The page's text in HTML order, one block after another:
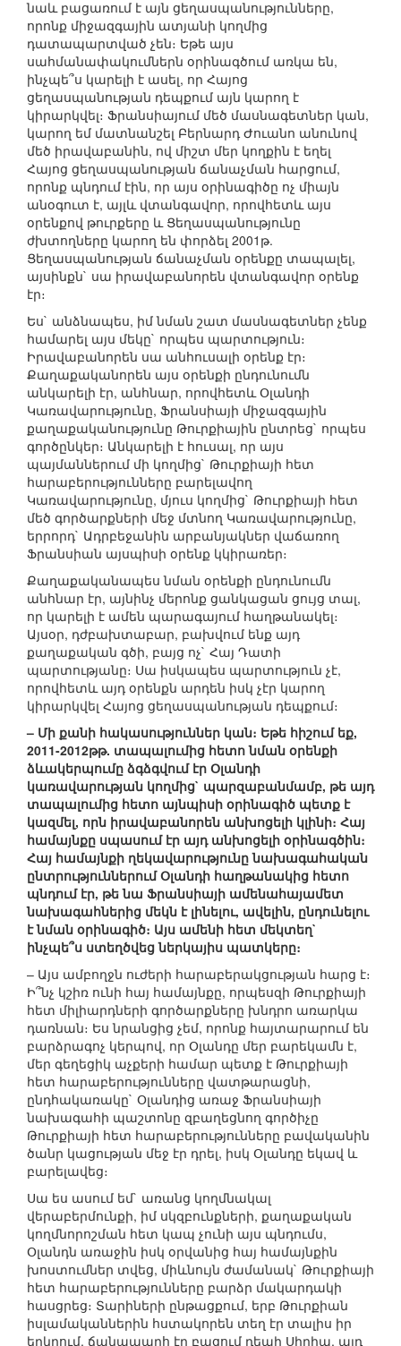
նաև բացառում է այն ցեղասպանությունները,
որոնք միջազգային ատյանի կողմից
դատապարտված չեն։ Եթե այս
սահմանափակումներն օրինագծում առկա են,
ինչպե՞ս կարելի է ասել, որ Հայոց
ցեղասպանության դեպքում այն կարող է
կիրարկվել։ Ֆրանսիայում մեծ մասնագետներ կան,
կարող եմ մատնանշել Բերնարդ Ժուանո անունով
մեծ իրավաբանին, ով միշտ մեր կողքին է եղել
Հայոց ցեղասպանության ճանաչման հարցում,
որոնք պնդում էին, որ այս օրինագիծը ոչ միայն
անօգուտ է, այլև վտանգավոր, որովհետև այս
օրենքով թուրքերը և Ցեղասպանությունը
ժխտողները կարող են փորձել 2001թ.
Ցեղասպանության ճանաչման օրենքը տապալել,
այսինքն` սա իրավաբանորեն վտանգավոր օրենք
էր։
Ես` անձնապես, իմ նման շատ մասնագետներ չենք
համարել այս մեկը` որպես պարտություն։
Իրավաբանորեն սա անհուսալի օրենք էր։
Քաղաքականորեն այս օրենքի ընդունումն
անկարելի էր, անհնար, որովհետև Օլանդի
Կառավարությունը, Ֆրանսիայի միջազգային
քաղաքականությունը Թուրքիային ընտրեց` որպես
գործընկեր։ Անկարելի է հուսալ, որ այս
պայմաններում մի կողմից` Թուրքիայի հետ
հարաբերությունները բարելավող
Կառավարությունը, մյուս կողմից` Թուրքիայի հետ
մեծ գործարքների մեջ մտնող Կառավարությունը,
երրորդ` Ադրբեջանին արբանյակներ վաճառող
Ֆրանսիան այսպիսի օրենք կկիրառեր։
Քաղաքականապես նման օրենքի ընդունումն
անհնար էր, այնինչ մերոնք ցանկացան ցույց տալ,
որ կարելի է ամեն պարագայում հաղթանակել։
Այսօր, դժբախտաբար, բախվում ենք այդ
քաղաքական գծի, բայց ոչ` Հայ Դատի
պարտությանը։ Սա իսկապես պարտություն չէ,
որովհետև այդ օրենքն արդեն իսկ չէր կարող
կիրարկվել Հայոց ցեղասպանության դեպքում։
– Մի քանի հակասություններ կան։ Եթե հիշում եք,
2011-2012թթ. տապալումից հետո նման օրենքի
ձևակերպումը ձգձգվում էր Օլանդի
կառավարության կողմից` պարզաբանմամբ, թե այդ
տապալումից հետո այնպիսի օրինագիծ պետք է
կազմել, որն իրավաբանորեն անխոցելի կլինի։ Հայ
համայնքը սպասում էր այդ անխոցելի օրինագծին։
Հայ համայնքի ղեկավարությունը նախագահական
ընտրություններում Օլանդի հաղթանակից հետո
պնդում էր, թե նա Ֆրանսիայի ամենահայամետ
նախագահներից մեկն է լինելու, ավելին, ընդունելու
է նման օրինագիծ։ Այս ամենի հետ մեկտեղ`
ինչպե՞ս ստեղծվեց ներկայիս պատկերը։
– Այս ամբողջն ուժերի հարաբերակցության հարց է։
Ի՞նչ կշիռ ունի հայ համայնքը, որպեսզի Թուրքիայի
հետ միլիարդների գործարքները խնդրո առարկա
դառնան։ Ես նրանցից չեմ, որոնք հայտարարում են
բարձրագոչ կերպով, որ Օլանդը մեր բարեկամն է,
մեր գեղեցիկ աչքերի համար պետք է Թուրքիայի
հետ հարաբերությունները վատթարացնի,
ընդհակառակը` Օլանդից առաջ Ֆրանսիայի
նախագահի պաշտոնը զբաղեցնող գործիչը
Թուրքիայի հետ հարաբերությունները բավականին
ծանր կացության մեջ էր դրել, իսկ Օլանդը եկավ և
բարելավեց։
Սա ես ասում եմ` առանց կողմնակալ
վերաբերմունքի, իմ սկզբունքների, քաղաքական
կողմնորոշման հետ կապ չունի այս պնդումս,
Օլանդն առաջին իսկ օրվանից հայ համայնքին
խոստումներ տվեց, միևնույն ժամանակ` Թուրքիայի
հետ հարաբերությունները բարձր մակարդակի
հասցրեց։ Տարիների ընթացքում, երբ Թուրքիան
իսլամականներին հստակորեն տեղ էր տալիս իր
երկրում, ճանապարհ էր բացում դեպի Սիրիա, այդ